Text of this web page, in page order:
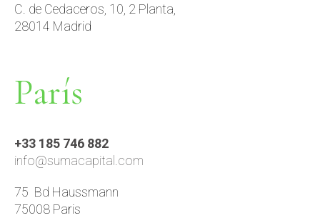
C. de Cedaceros, 10, 2 Planta,
28014 Madrid
París
+33 185 746 882
info@sumacapital.com
75 Bd Haussmann
75008 Paris